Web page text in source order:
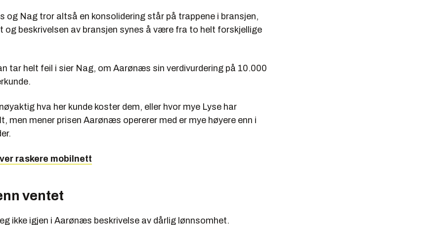
og Nag tror altså en konsolidering står på trappene i bransjen,
og beskrivelsen av bransjen synes å være fra to helt forskjellige
tar helt feil i sier Nag, om Aarønæs sin verdivurdering på 10.000
hva her kunde koster dem, eller hvor mye Lyse har
men mener prisen Aarønæs opererer med er mye høyere enn i
raskere mobilnett
ventet
ikke igjen i Aarønæs beskrivelse av dårlig lønnsomhet.